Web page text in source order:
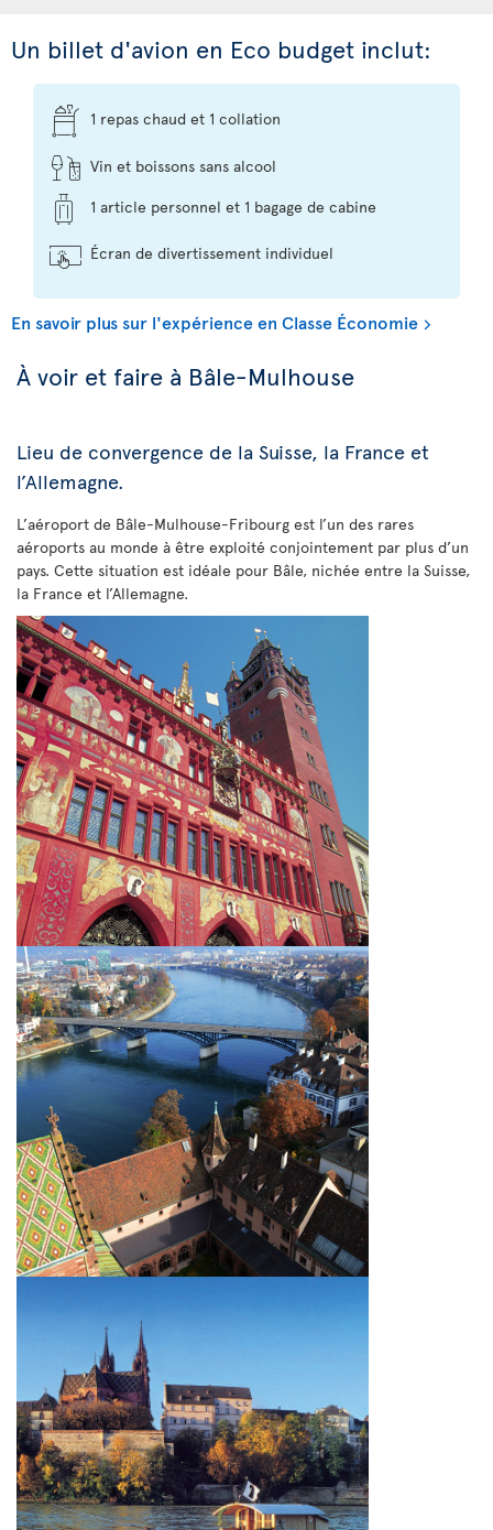
Un billet d'avion en Eco budget inclut:
1 repas chaud et 1 collation
Vin et boissons sans alcool
1 article personnel et 1 bagage de cabine
Écran de divertissement individuel
En savoir plus sur l'expérience en Classe Économie
À voir et faire à Bâle-Mulhouse
Lieu de convergence de la Suisse, la France et
l’Allemagne.
L’aéroport de Bâle-Mulhouse-Fribourg est l’un des rares
aéroports au monde à être exploité conjointement par plus d’un
pays. Cette situation est idéale pour Bâle, nichée entre la Suisse,
la France et l’Allemagne.